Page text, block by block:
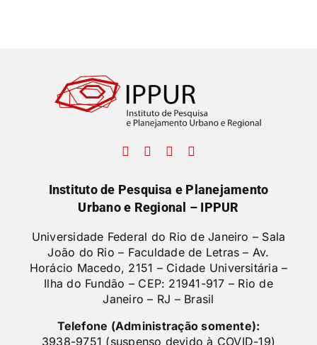
Instituto de Pesquisa e Planejamento
Urbano e Regional – IPPUR
Universidade Federal do Rio de Janeiro – Sala
João do Rio – Faculdade de Letras – Av.
Horácio Macedo, 2151 – Cidade Universitária –
Ilha do Fundão – CEP: 21941-917 – Rio de
Janeiro – RJ – Brasil
Telefone (Administração somente):
3938-9751 (suspenso devido à COVID-19)